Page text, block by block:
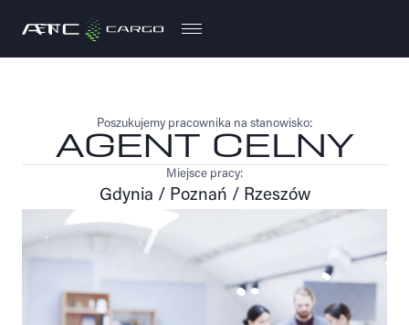
EN
Poszukujemy pracownika na stanowisko:
AGENT CELNY
Miejsce pracy:
Gdynia / Poznań / Rzeszów